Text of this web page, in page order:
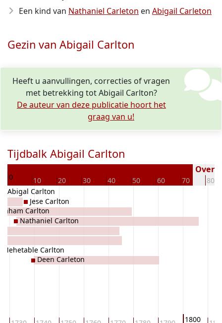
Een kind van Nathaniel Carleton en Abigail Carleton
Gezin van Abigail Carlton
Heeft u aanvullingen, correcties of vragen
met betrekking tot Abigail Carlton?
De auteur van deze publicatie hoort het
graag van u!
Tijdbalk Abigail Carlton
0 10 20 30 40 50 60 70 80
1800
Carlton
Mehetable Carlton
Abigal Carlton
Nathaniel Carlton
Jese Carlton
Deen Carleton